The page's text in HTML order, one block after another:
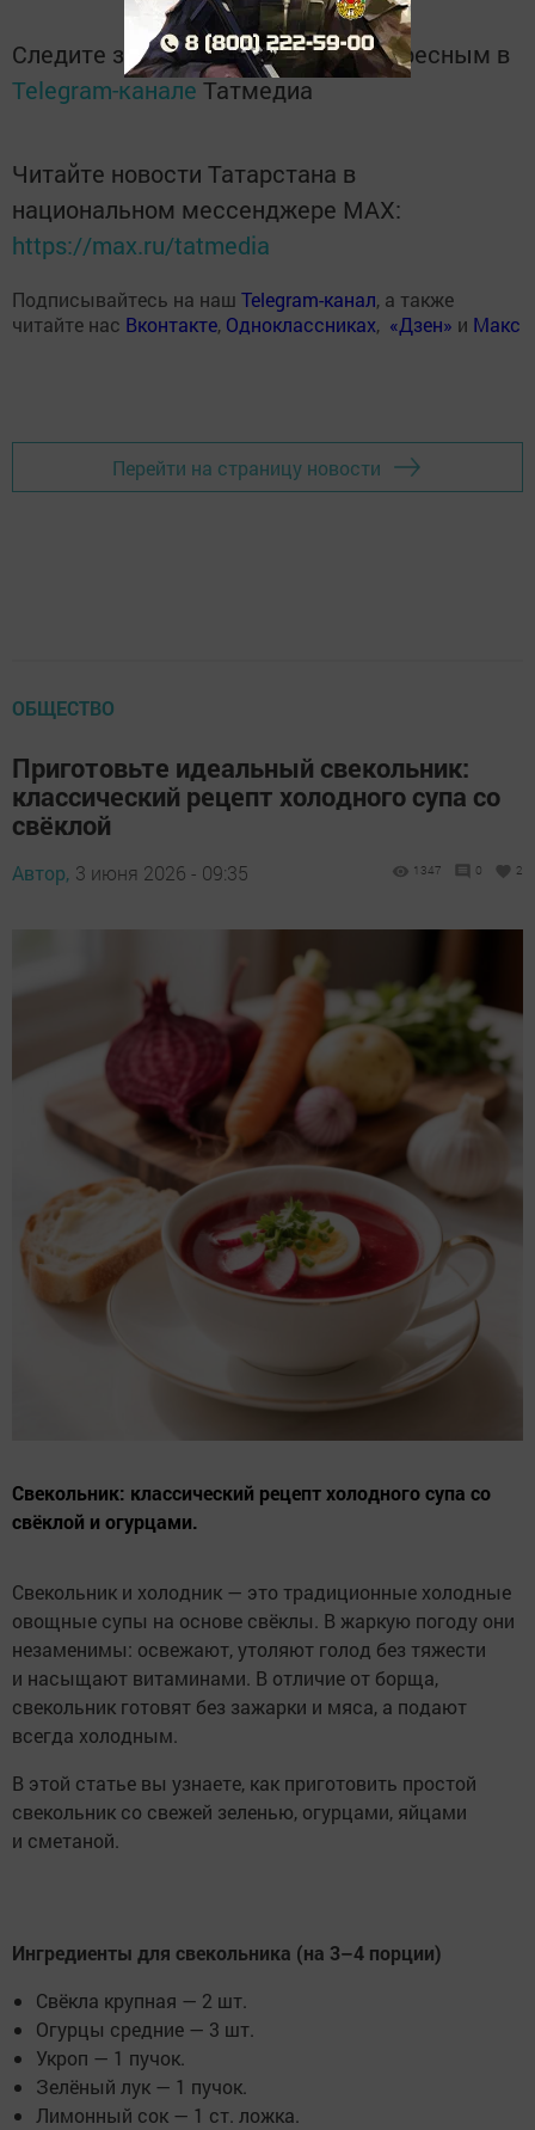
Следите за самым важным и интересным в
Telegram-канале Татмедиа
Читайте новости Татарстана в
национальном мессенджере MАХ:
https://max.ru/tatmedia
Подписывайтесь на наш Telegram-канал, а также
читайте нас Вконтакте, Одноклассниках, «Дзен» и Макс
Перейти на страницу новости
ОБЩЕСТВО
Приготовьте идеальный свекольник:
классический рецепт холодного супа со
свёклой
Автор, 3 июня 2026 - 09:35 1347 0 2
Свекольник: классический рецепт холодного супа со
свёклой и огурцами.
Свекольник и холодник — это традиционные холодные
овощные супы на основе свёклы. В жаркую погоду они
незаменимы: освежают, утоляют голод без тяжести
и насыщают витаминами. В отличие от борща,
свекольник готовят без зажарки и мяса, а подают
всегда холодным.
В этой статье вы узнаете, как приготовить простой
свекольник со свежей зеленью, огурцами, яйцами
и сметаной.
Ингредиенты для свекольника (на 3–4 порции)
Свёкла крупная — 2 шт.
Огурцы средние — 3 шт.
Укроп — 1 пучок.
Зелёный лук — 1 пучок.
Лимонный сок — 1 ст. ложка.